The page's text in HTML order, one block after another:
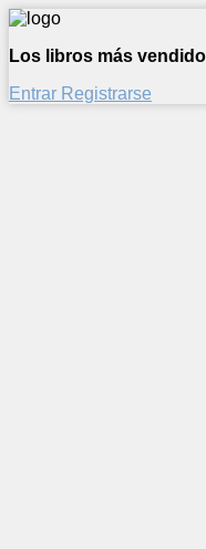
Los libros más
Entrar Registrarse